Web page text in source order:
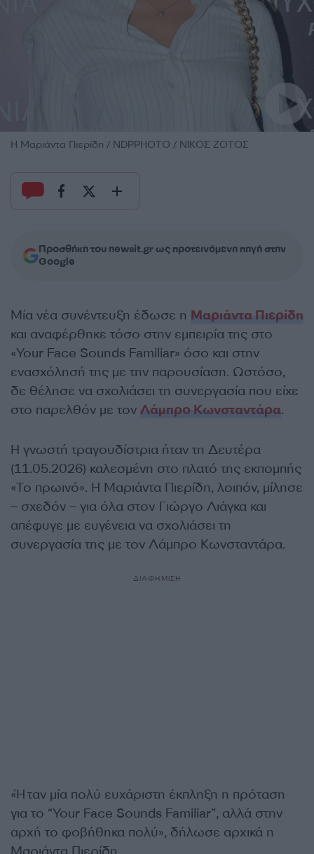
H Μαριάντα Πιερίδη / NDPPHOTO / ΝΙΚΟΣ ΖΟΤΟΣ
Προσθήκη του newsit.gr ως προτεινόμενη πηγή στην
Google
Μία νέα συνέντευξη έδωσε η Μαριάντα Πιερίδη
και αναφέρθηκε τόσο στην εμπειρία της στο
«Your Face Sounds Familiar» όσο και στην
ενασχόλησή της με την παρουσίαση. Ωστόσο,
δε θέλησε να σχολιάσει τη συνεργασία που είχε
στο παρελθόν με τον Λάμπρο Κωνσταντάρα.
Η γνωστή τραγουδίστρια ήταν τη Δευτέρα
(11.05.2026) καλεσμένη στο πλατό της εκπομπής
«Το πρωινό». Η Μαριάντα Πιερίδη, λοιπόν, μίλησε
– σχεδόν – για όλα στον Γιώργο Λιάγκα και
απέφυγε με ευγένεια να σχολιάσει τη
συνεργασία της με τον Λάμπρο Κωνσταντάρα.
ΔΙΑΦΗΜΙΣΗ
«Ήταν μία πολύ ευχάριστη έκπληξη η πρόταση
για το “Your Face Sounds Familiar”, αλλά στην
αρχή το φοβήθηκα πολύ», δήλωσε αρχικά η